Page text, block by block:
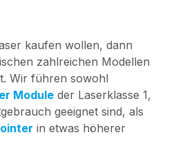
Technische Daten
Lebensdauer:
> 5.000 h
Betriebstemperatur:
-20°C - 50 °C
Lagertemperatur:
kaufen wollen, dann
zahlreichen Modellen
Wir führen sowohl
Module der Laserklasse 1,
geeignet sind, als
in etwas höherer